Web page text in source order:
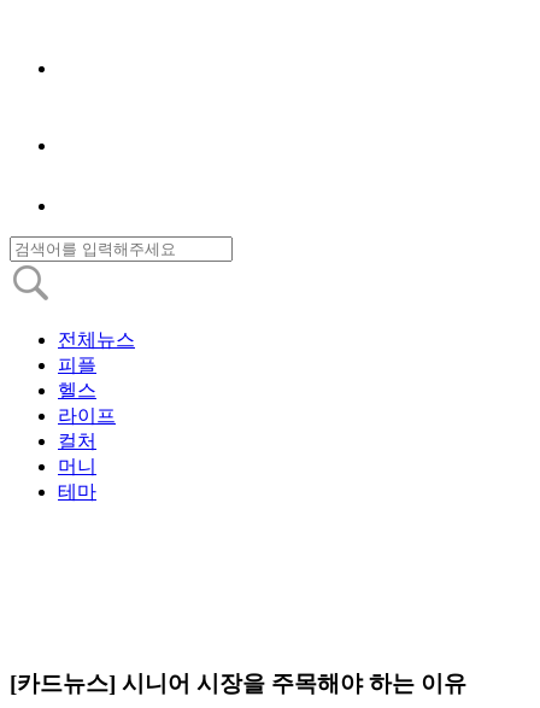
전체뉴스
피플
헬스
라이프
컬처
머니
테마
[카드뉴스] 시니어 시장을 주목해야 하는 이유